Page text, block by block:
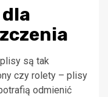
są tak
czy rolety – plisy
odmienić